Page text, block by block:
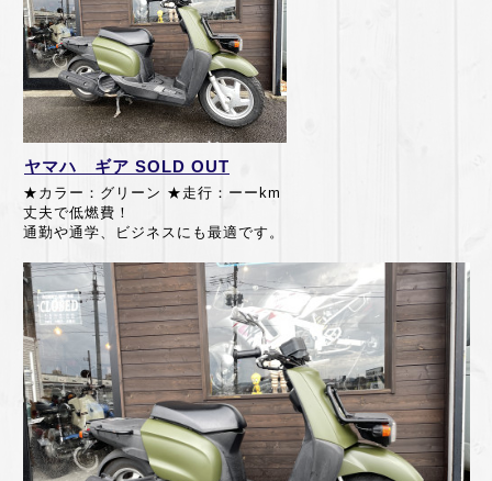
ヤマハ ギア SOLD OUT
★カラー：グリーン ★走行：ーーkm
丈夫で低燃費！
通勤や通学、ビジネスにも最適です。